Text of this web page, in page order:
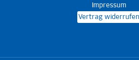
Impressum
Vertrag widerrufen